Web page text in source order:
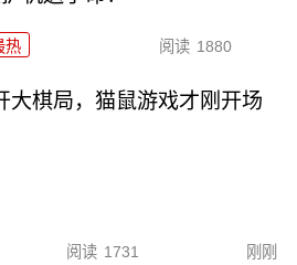
热 阅读 1880
大棋局，猫鼠游戏才刚开场
阅读 1731 刚刚